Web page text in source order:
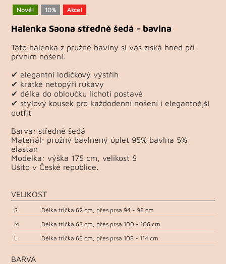
Nové! 10% Akce!
Halenka Saona středně šedá - bavlna
Tato halenka z pružné bavlny si vás získá hned při
prvním nošení.
✔ elegantní lodičkový výstřih
✔ krátké netopýří rukávy
✔ délka do obloučku lichotí postavě
✔ stylový kousek pro každodenní nošení i elegantnější
outfit
Barva: středně šedá
Materiál: pružný bavlněný úplet 95% bavlna 5%
elastan
Modelka: výška 175 cm, velikost S
Ušito v České republice.
VELIKOST
S
Délka trička 62 cm, přes prsa 94 - 98 cm
M
Délka trička 63 cm, přes prsa 100 - 106 cm
L
Délka trička 65 cm, přes prsa 108 - 114 cm
BARVA